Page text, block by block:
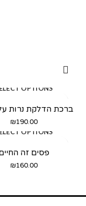
OPTIONS
ברכת הדלקת נרות
₪190.00
OPTIONS
פסים זה
₪160.00